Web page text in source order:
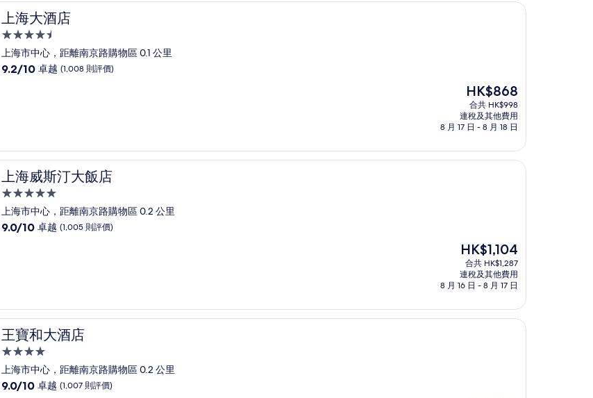
上海大酒店
上海大酒店
4.5
星
級
上海市中心，距離南京路購物區 0.1 公里
9.2
卓
越，
(1,008
則
評
價)
篇
9.2/10 卓越 (1,008 則評價)
現
售
HK$868
HK$868
合共 HK$998
連稅及其他費用
8 月 17 日 - 8 月 18 日
上海威斯汀大飯店
上海威斯汀大飯店
5.0
星
級
上海市中心，距離南京路購物區 0.2 公里
9.0
卓
越，
(1,005
則
評
價)
篇
9.0/10 卓越 (1,005 則評價)
現
售
HK$1,104
HK$1,104
合共 HK$1,287
連稅及其他費用
8 月 16 日 - 8 月 17 日
王寶和大酒店
王寶和大酒店
4.0
星
級
上海市中心，距離南京路購物區 0.2 公里
9.0
9.0/10 卓越 (1,007 則評價)